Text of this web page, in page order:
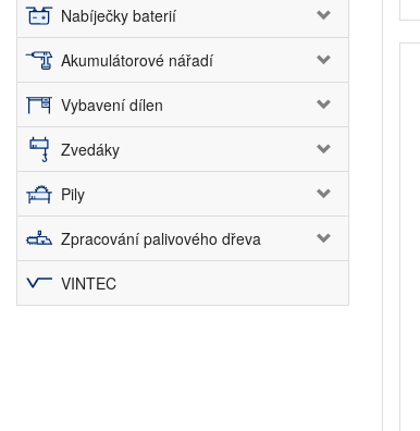
Nabíječky baterií
Akumulátorové nářadí
Vybavení dílen
Zvedáky
Pily
Zpracování palivového dřeva
VINTEC